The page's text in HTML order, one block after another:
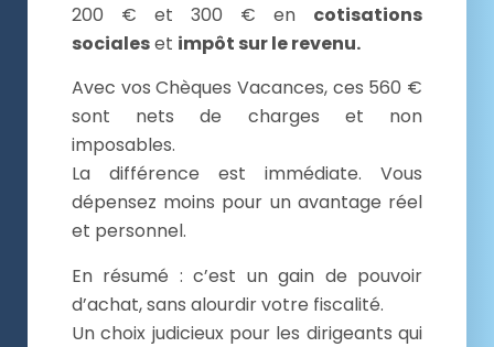
200 € et 300 € en cotisations
socialeset impôt sur le revenu.
Avec vos Chèques Vacances, ces 560 €
sont nets de charges et non
imposables.
La différence est immédiate. Vous
dépensez moins pour un avantage réel
et personnel.
En résumé : c’est un gain de pouvoir
d’achat, sans alourdir votre fiscalité.
Un choix judicieux pour les dirigeants qui